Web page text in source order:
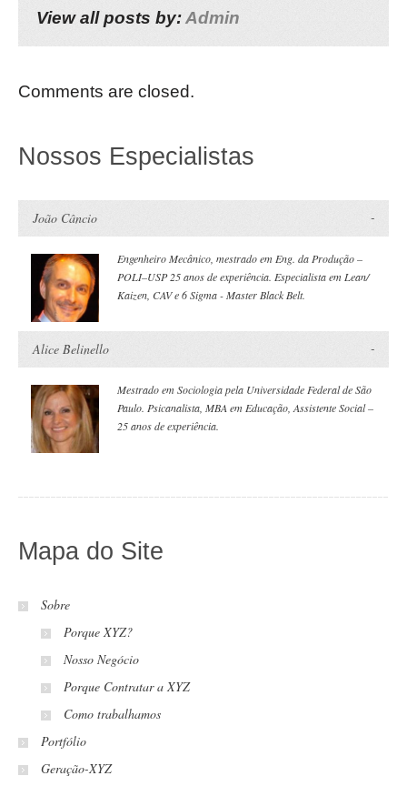
View all posts by:Admin
Comments are closed.
Nossos Especialistas
João Câncio
Engenheiro Mecânico, mestrado em Eng. da Produção –
POLI–USP 25 anos de experiência. Especialista em Lean/
Kaizen, CAV e 6 Sigma - Master Black Belt.
Alice Belinello
Mestrado em Sociologia pela Universidade Federal de São
Paulo. Psicanalista, MBA em Educação, Assistente Social –
25 anos de experiência.
Mapa do Site
Sobre
Porque XYZ?
Nosso Negócio
Porque Contratar a XYZ
Como trabalhamos
Portfólio
Geração-XYZ